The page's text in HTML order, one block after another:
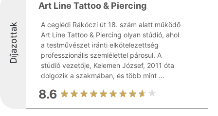
Díjazottak
Art Line Tattoo & Piercing
A ceglédi Rákóczi út 18. szám alatt működő
Art Line Tattoo & Piercing olyan stúdió, ahol
a testművészet iránti elkötelezettség
professzionális szemlélettel párosul. A
stúdió vezetője, Kelemen József, 2011 óta
dolgozik a szakmában, és több mint ...
8.6